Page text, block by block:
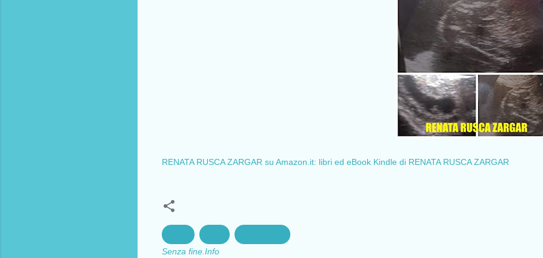
RENATA RUSCA ZARGAR su Amazon.it: libri ed eBook Kindle di RENATA RUSCA ZARGAR
Senza fine.Info